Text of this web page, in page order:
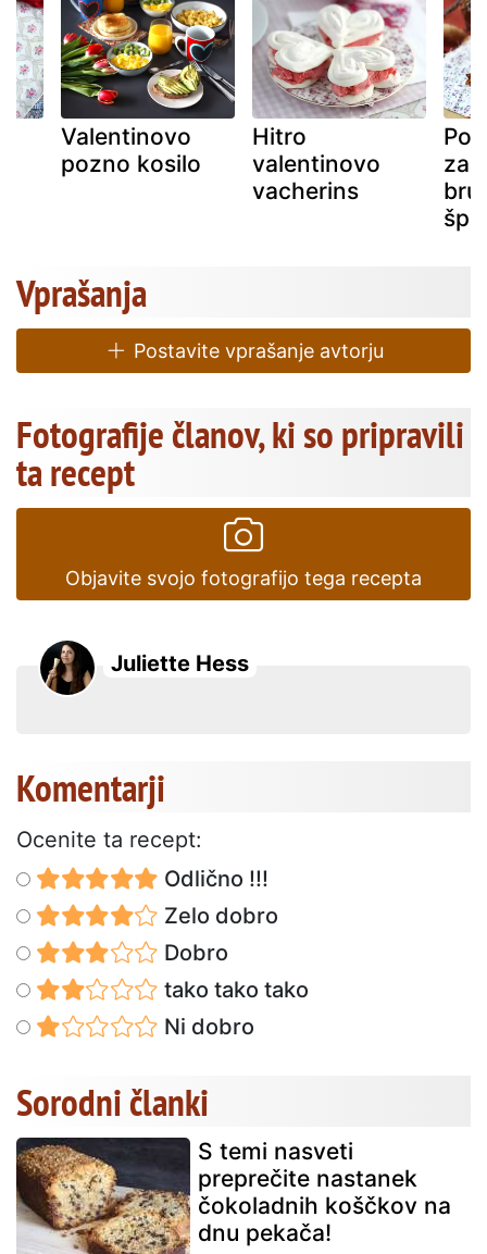
Valentinovo
pozno kosilo
Hitro
valentinovo
vacherins
za
Vprašanja
Postavite vprašanje avtorju
Fotografije članov, ki so pripravili
ta recept
Objavite svojo fotografijo tega recepta
Juliette Hess
Komentarji
Ocenite ta recept:
Odlično !!!
Zelo dobro
Dobro
tako tako tako
Ni dobro
Sorodni članki
S temi nasveti
preprečite nastanek
čokoladnih koščkov na
dnu pekača!